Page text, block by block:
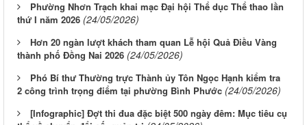
Phường Nhơn Trạch khai mạc Đại hội Thể dục Thể thao lần
thứ I năm 2026 (24/05/2026)
Hơn 20 ngàn lượt khách tham quan Lễ hội Quả Điều Vàng
thành phố Đồng Nai 2026 (24/05/2026)
Phó Bí thư Thường trực Thành ủy Tôn Ngọc Hạnh kiểm tra
2 công trình trọng điểm tại phường Bình Phước (24/05/2026)
[Infographic] Đợt thi đua đặc biệt 500 ngày đêm: Mục tiêu cụ